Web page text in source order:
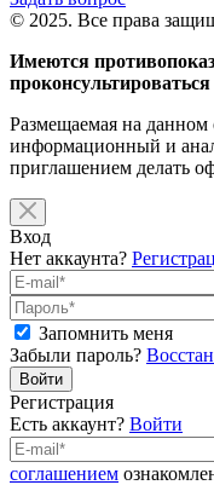
© 2025. Все права
Имеются
Размещаемая на
информационный и
приглашением делать
Вход
Нет аккаунта?
Запомнить меня
Забыли пароль?
Войти
Регистрация
Есть аккаунт? Войти
соглашением